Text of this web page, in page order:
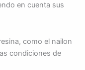
en cuenta sus
como el nailon
condiciones de